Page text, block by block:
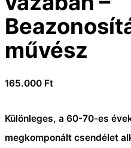
művész
165.000 Ft
Különleges, a 60-70-es
megkomponált csendélet